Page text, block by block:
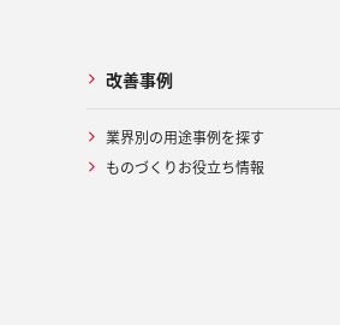
改善事例
業界別の用途事例を探す
ものづくりお役立ち情報